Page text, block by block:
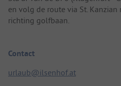
en volg de route via St. Kanzian
richting golfbaan.
Contact
urlaub@ilsenhof.at